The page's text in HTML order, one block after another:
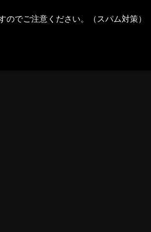
でご注意ください。（スパム対策）